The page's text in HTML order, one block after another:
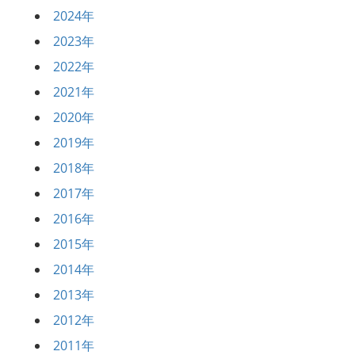
2024年
2023年
2022年
2021年
2020年
2019年
2018年
2017年
2016年
2015年
2014年
2013年
2012年
2011年